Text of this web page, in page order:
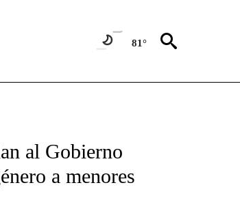
81°
PAGES ON "CNN - SPANISH".
al Gobierno
a menores